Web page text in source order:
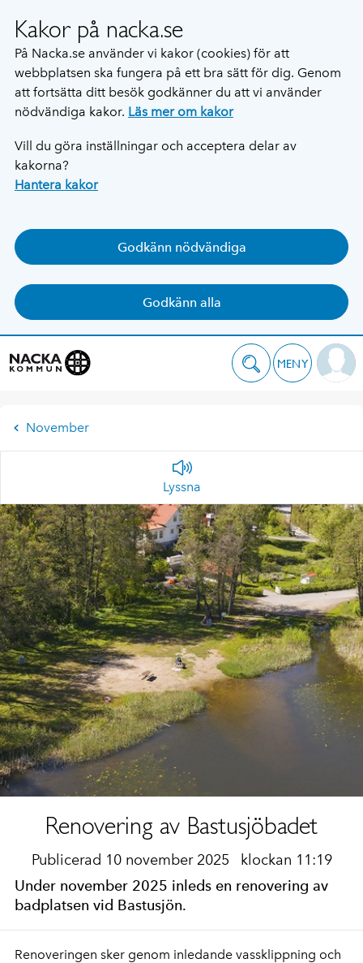
Kakor på nacka.se
På Nacka.se använder vi kakor (cookies) för att
webbplatsen ska fungera på ett bra sätt för dig. Genom
att fortsätta ditt besök godkänner du att vi använder
nödvändiga kakor. Läs mer om kakor
Vill du göra inställningar och acceptera delar av
kakorna?
Hantera kakor
Godkänn nödvändiga
Godkänn alla
MENY
November
Lyssna
Renovering av Bastusjöbadet
Publicerad 10 november 2025 klockan 11:19
Under november 2025 inleds en renovering av
badplatsen vid Bastusjön.
Renoveringen sker genom inledande vassklippning och